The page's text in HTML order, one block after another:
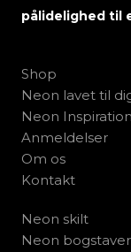
pålidelighed til
Shop
Neon lavet til
Neon Inspiration
Anmeldelser
Om os
Kontakt
Neon skilt
Neon bogstaver